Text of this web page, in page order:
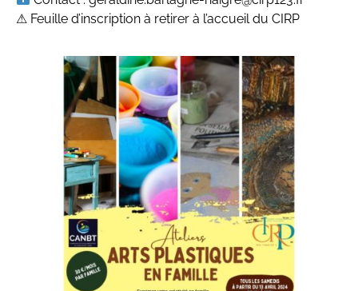
⚠ Feuille d’inscription à retirer à l’accueil du CIRP